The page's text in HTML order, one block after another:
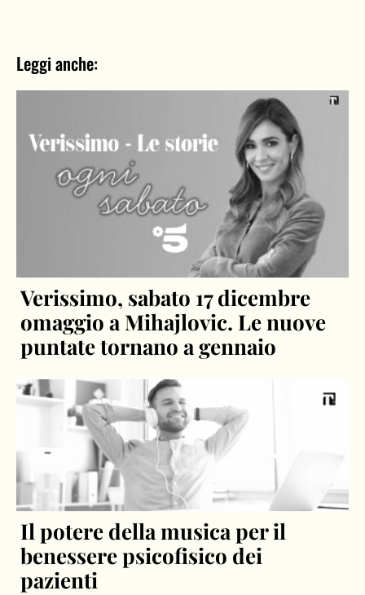
Leggi anche:
Verissimo, sabato 17 dicembre
omaggio a Mihajlovic. Le nuove
puntate tornano a gennaio
Il potere della musica per il
benessere psicofisico dei
pazienti